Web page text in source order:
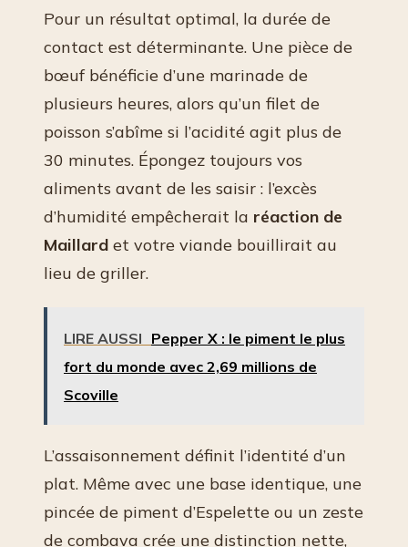
Pour un résultat optimal, la durée de
contact est déterminante. Une pièce de
bœuf bénéficie d’une marinade de
plusieurs heures, alors qu’un filet de
poisson s’abîme si l’acidité agit plus de
30 minutes. Épongez toujours vos
aliments avant de les saisir : l’excès
d’humidité empêcherait la réaction de
Maillard et votre viande bouillirait au
lieu de griller.
LIRE AUSSI Pepper X : le piment le plus
fort du monde avec 2,69 millions de
Scoville
L’assaisonnement définit l’identité d’un
plat. Même avec une base identique, une
pincée de piment d’Espelette ou un zeste
de combava crée une distinction nette,